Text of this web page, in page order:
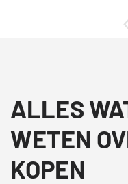
ALLES
WETEN
KOPEN